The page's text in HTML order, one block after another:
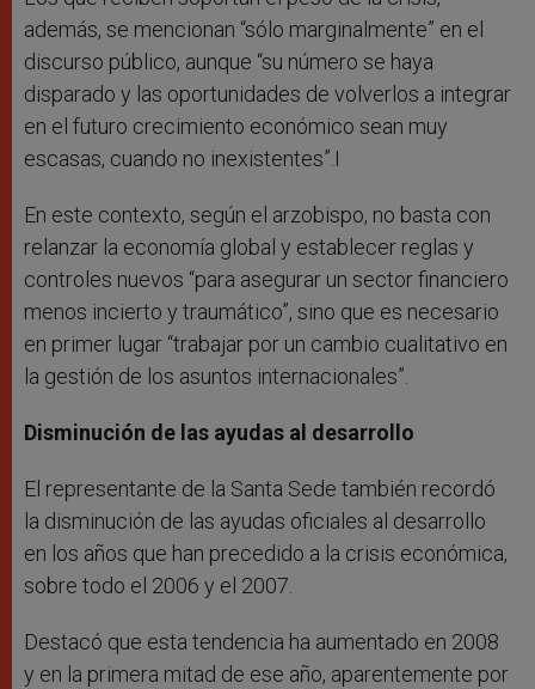
además, se mencionan “sólo marginalmente” en el
discurso público, aunque “su número se haya
disparado y las oportunidades de volverlos a integrar
en el futuro crecimiento económico sean muy
escasas, cuando no inexistentes”.I
En este contexto, según el arzobispo, no basta con
relanzar la economía global y establecer reglas y
controles nuevos “para asegurar un sector financiero
menos incierto y traumático”, sino que es necesario
en primer lugar “trabajar por un cambio cualitativo en
la gestión de los asuntos internacionales”.
Disminución de las ayudas al desarrollo
El representante de la Santa Sede también recordó
la disminución de las ayudas oficiales al desarrollo
en los años que han precedido a la crisis económica,
sobre todo el 2006 y el 2007.
Destacó que esta tendencia ha aumentado en 2008
y en la primera mitad de ese año, aparentemente por